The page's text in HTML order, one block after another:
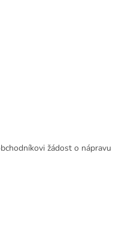
žádost o nápravu